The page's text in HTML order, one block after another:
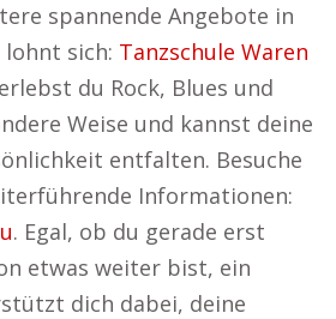
spannende Angebote in
lohnt sich: Tanzschule Waren
du Rock, Blues und
Weise und kannst deine
entfalten. Besuche
Informationen:
. Egal, ob du gerade erst
etwas weiter bist, ein
dich dabei, deine